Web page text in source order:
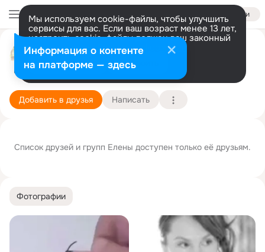
Войти
Мы используем cookie-файлы, чтобы улучшить
сервисы для вас. Если ваш возраст менее 13 лет,
настроить cookie-файлы должен ваш законный
представитель. Больше информации
Разрешить все Настроить
Елена Калиниченко
Новосибирск
Добавить в друзья Написать
Фотографии
Список друзей и групп Елены доступен только её друзьям.
Информация о контенте
на платформе — здесь